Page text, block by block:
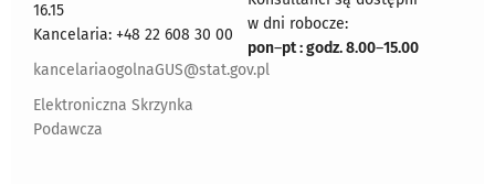
16.15
Kancelaria: +48 22 608 30 00
kancelariaogolnaGUS@stat.gov.pl
Elektroniczna Skrzynka
Podawcza
w dni robocze:
pon–pt : godz. 8.00–15.00